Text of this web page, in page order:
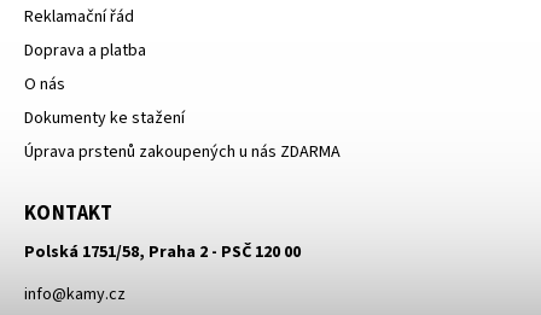
Reklamační řád
Doprava a platba
O nás
Dokumenty ke stažení
Úprava prstenů zakoupených u nás ZDARMA
KONTAKT
Polská 1751/58, Praha 2 - PSČ 120 00
info@kamy.cz